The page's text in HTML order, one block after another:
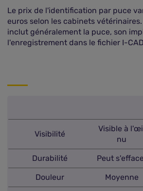
Le prix de l'identification par puce
euros selon les cabinets
inclut généralement la puce, son
l'enregistrement dans le fichier I-
Visibilité
Visible à
nu
Durabilité Peut
Douleur Moyenne